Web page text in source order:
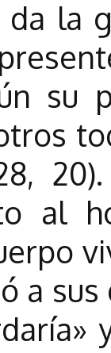
la
su
al
a